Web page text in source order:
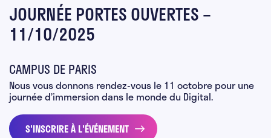
JOURNÉE PORTES OUVERTES –
11/10/2025
CAMPUS DE PARIS
Nous vous donnons rendez-vous le 11 octobre pour une
journée d’immersion dans le monde du Digital.
S'INSCRIRE À L'ÉVÉNEMENT